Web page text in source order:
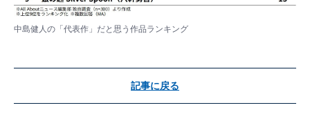
中島健人の「代表作」だと思う作品ランキング
記事に戻る